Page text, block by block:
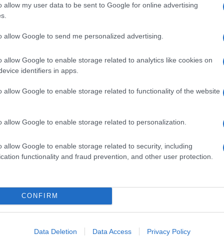
allow my user data to be sent to Google for online advertising
allow Google to send me personalized advertising.
allow Google to enable storage related to analytics like cookies on
identifiers in apps.
allow Google to enable storage related to functionality of the website
allow Google to enable storage related to personalization.
allow Google to enable storage related to security, including
functionality and fraud prevention, and other user protection.
CONFIRM
Data Deletion Data Access Privacy Policy
στην Google